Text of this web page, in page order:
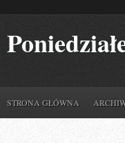
STRONA GŁÓWNA